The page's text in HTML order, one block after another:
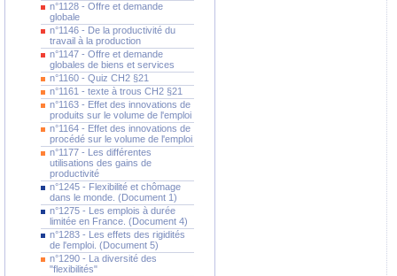
n°1128 - Offre et demande
globale
n°1146 - De la productivité du
travail à la production
n°1147 - Offre et demande
globales de biens et services
n°1160 - Quiz CH2 §21
n°1161 - texte à trous CH2 §21
n°1163 - Effet des innovations de
produits sur le volume de l'emploi
n°1164 - Effet des innovations de
procédé sur le volume de l'emploi
n°1177 - Les différentes
utilisations des gains de
productivité
n°1245 - Flexibilité et chômage
dans le monde. (Document 1)
n°1275 - Les emplois à durée
limitée en France. (Document 4)
n°1283 - Les effets des rigidités
de l'emploi. (Document 5)
n°1290 - La diversité des
"flexibilités"